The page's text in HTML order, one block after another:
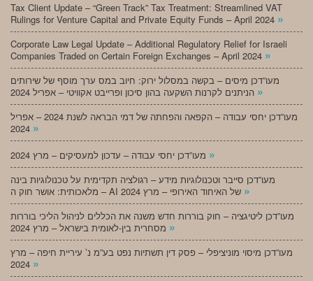
Tax Client Update – “Green Track” Tax Treatment: Streamlined VAT
Rulings for Venture Capital and Private Equity Funds – April 2024 »
Corporate Law Legal Update – Additional Regulatory Relief for Israeli
Companies Traded on Certain Foreign Exchanges – April 2024 »
מעו”דכן מיסים – בקשה במסלול ירוק: חיוב במס ערך מוסף של שירותים
»
מעו”דכן יחסי עבודה – הקפאה והפחתה של דמי הבראה לשנת 2024 – אפריל
»
»
מעו”דכן סייבר וטכנולוגיות מידע – רגולציה תקדימית על טכנולוגיות בינה
»
מעו”דכן ליטיגציה – חוק בוררות חדש משנה את הכללים לניהול הליכי בוררות
»
מעו”דכן מיסוי מוניציפלי – פסק דין תשתיות נפט בע”מ נ’ עיריית חיפה – מרץ
»